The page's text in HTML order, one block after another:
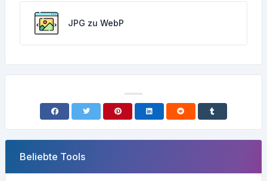
JPG zu WebP
Beliebte Tools